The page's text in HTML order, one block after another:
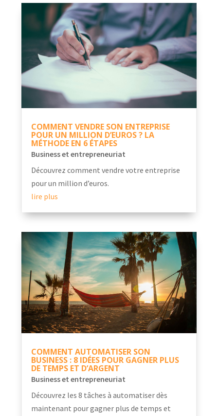
COMMENT VENDRE SON ENTREPRISE
POUR UN MILLION D’EUROS ? LA
MÉTHODE EN 6 ÉTAPES
Business et entrepreneuriat
Découvrez comment vendre votre entreprise
pour un million d’euros.
lire plus
COMMENT AUTOMATISER SON
BUSINESS : 8 IDÉES POUR GAGNER PLUS
DE TEMPS ET D’ARGENT
Business et entrepreneuriat
Découvrez les 8 tâches à automatiser dès
maintenant pour gagner plus de temps et